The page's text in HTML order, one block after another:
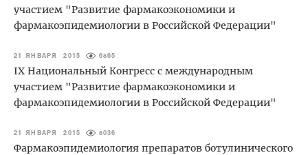
участием "Развитие фармакоэкономики и
фармакоэпидемиологии в Российской Федерации"
21 ЯНВАРЯ 2015 6865
IX Национальный Конгресс с международным
участием "Развитие фармакоэкономики и
фармакоэпидемиологии в Российской Федерации"
21 ЯНВАРЯ 2015 8036
Фармакоэпидемиология препаратов ботулинического